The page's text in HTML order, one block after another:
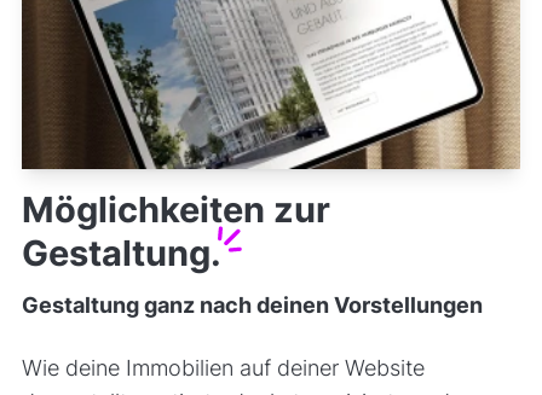
Möglichkeiten zur
Gestaltung.
Gestaltung ganz nach deinen Vorstellungen
Wie deine Immobilien auf deiner Website